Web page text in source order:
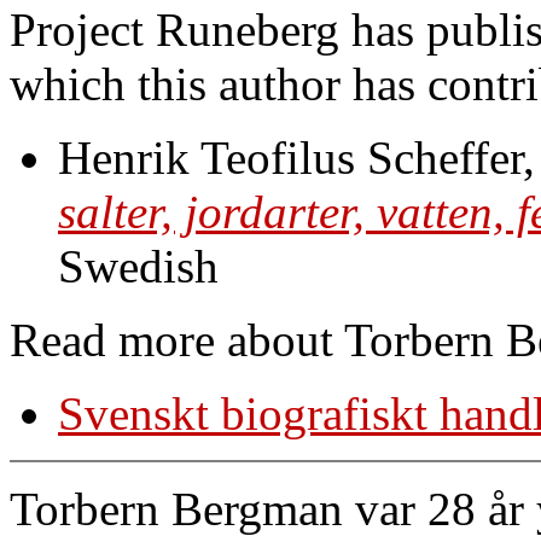
Project Runeberg has
which this author has
Henrik Teofilus
salter, jordarter, vatten,
Swedish
Read more about Torbern
Svenskt biografiskt
Torbern Bergman var 28